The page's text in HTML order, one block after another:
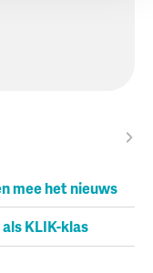
mee het nieuws
KLIK-klas